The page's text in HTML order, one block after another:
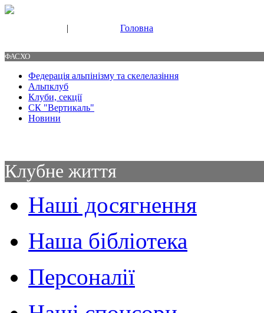
| Головна
ФАСХО
Федерація альпінізму та скелелазіння
Альпклуб
Клуби, секції
СК "Вертикаль"
Новини
Клубне життя
Наші досягнення
Наша бібліотека
Персоналії